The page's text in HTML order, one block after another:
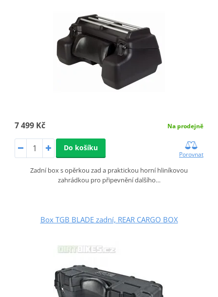
7 499 Kč Na prodejně
Do košíku
Porovnat
Zadní box s opěrkou zad a praktickou horní hliníkovou
zahrádkou pro připevnění dalšího…
Box TGB BLADE zadní, REAR CARGO BOX